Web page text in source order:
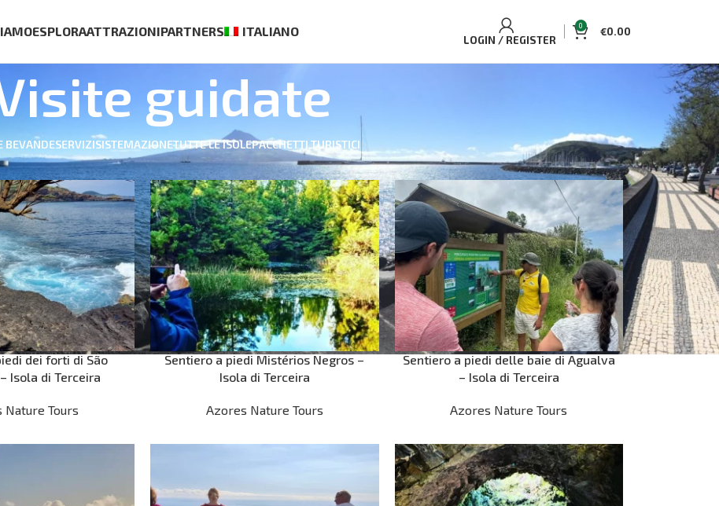
ESPLORAATTRAZIONIPARTNERS ITALIANO
LOGIN / REGISTER
0 €0.00
guidate
BEVANDESERVIZISISTEMAZIONETUTTE LE ISOLEPACCHETTI TURISTICI
dei forti di São
Isola di Terceira
Nature Tours
Sentiero a piedi Mistérios Negros –
Isola di Terceira
Azores Nature Tours
Sentiero a piedi delle baie di Agualva
– Isola di Terceira
Azores Nature Tours